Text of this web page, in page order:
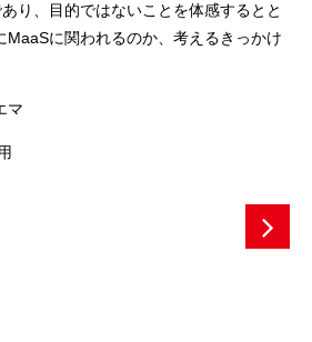
り、目的ではないことを体感するとと
MaaSに関われるのか、考えるきっかけ
マ